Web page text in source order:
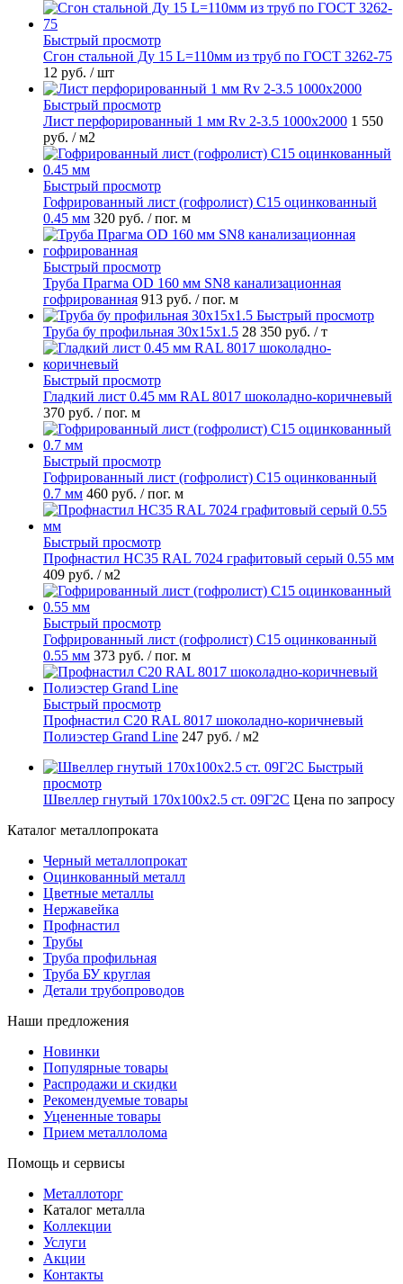
Быстрый просмотр
Сгон стальной Ду 15 L=110мм из труб по ГОСТ 3262-75
12 руб. / шт
Быстрый просмотр
Лист перфорированный 1 мм Rv 2-3.5 1000х2000 1 550
руб. / м2
Быстрый просмотр
Гофрированный лист (гофролист) С15 оцинкованный
0.45 мм 320 руб. / пог. м
Быстрый просмотр
Труба Прагма OD 160 мм SN8 канализационная
гофрированная 913 руб. / пог. м
Быстрый просмотр
Труба бу профильная 30х15х1.5 28 350 руб. / т
Быстрый просмотр
Гладкий лист 0.45 мм RAL 8017 шоколадно-коричневый
370 руб. / пог. м
Быстрый просмотр
Гофрированный лист (гофролист) С15 оцинкованный
0.7 мм 460 руб. / пог. м
Быстрый просмотр
Профнастил НС35 RAL 7024 графитовый серый 0.55 мм
409 руб. / м2
Быстрый просмотр
Гофрированный лист (гофролист) С15 оцинкованный
0.55 мм 373 руб. / пог. м
Быстрый просмотр
Профнастил С20 RAL 8017 шоколадно-коричневый
Полиэстер Grand Line 247 руб. / м2
Быстрый
просмотр
Швеллер гнутый 170х100х2.5 ст. 09Г2С Цена по запросу
Каталог металлопроката
Черный металлопрокат
Оцинкованный металл
Цветные металлы
Нержавейка
Профнастил
Трубы
Труба профильная
Труба БУ круглая
Детали трубопроводов
Наши предложения
Новинки
Популярные товары
Распродажи и скидки
Рекомендуемые товары
Уцененные товары
Прием металлолома
Помощь и сервисы
Металлоторг
Каталог металла
Коллекции
Услуги
Акции
Контакты